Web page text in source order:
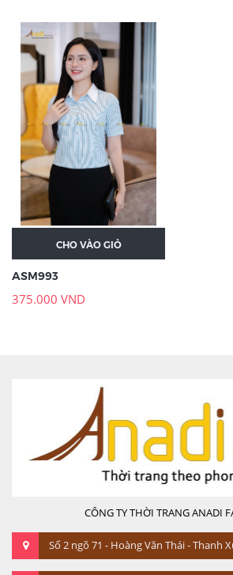
CHO VÀO GIỎ
ASM993
375.000 VND
CÔNG TY THỜI TRANG ANADI
Số 2 ngõ 71 - Hoàng Văn Thái - Thanh